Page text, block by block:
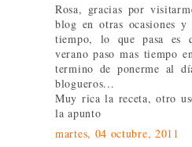
Rosa, gracias por
blog en otras ocasiones y
tiempo, lo que pasa es
verano paso mas tiempo
termino de ponerme al
blogueros...
Muy rica la receta, otro
la apunto
martes, 04 octubre, 2011